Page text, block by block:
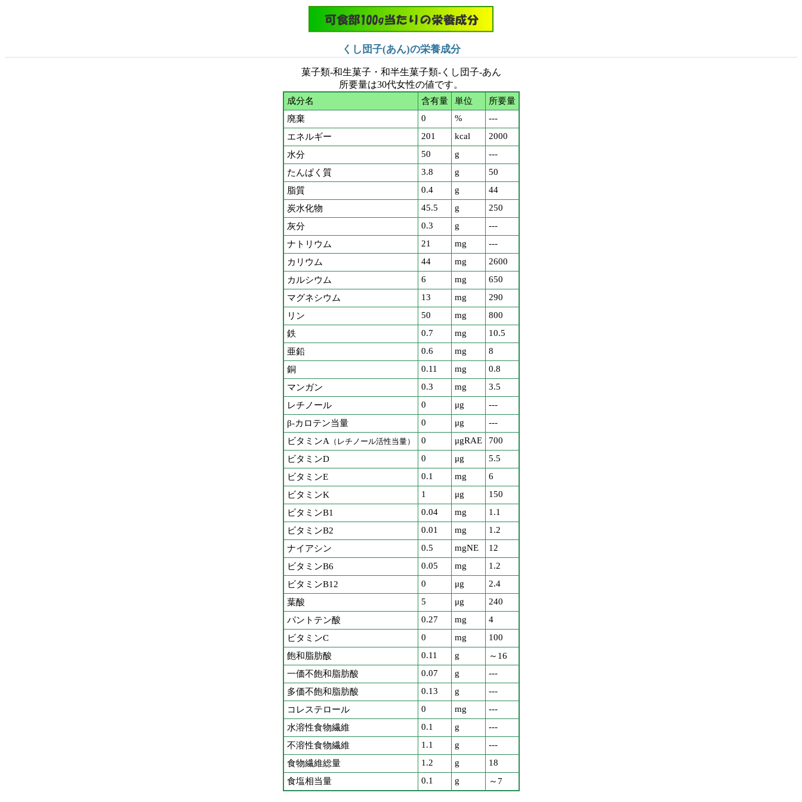
くし団子(あん)の栄養成分
菓子類-和生菓子・和半生菓子類-くし団子-あん
所要量は30代女性の値です。
成分名 含有量 単位
所要量
廃棄
0 %
---
エネルギー
201 kcal
2000
水分
50 g
---
たんぱく質
3.8 g
50
脂質
0.4 g
44
炭水化物
45.5 g
250
灰分
0.3 g
---
ナトリウム
21 mg
---
カリウム
44 mg
2600
カルシウム
6 mg
650
マグネシウム
13 mg
290
リン
50 mg
800
鉄
0.7 mg
10.5
亜鉛
0.6 mg
8
銅
0.11 mg
0.8
マンガン
0.3 mg
3.5
レチノール
0 μg
---
β-カロテン当量
0 μg
---
ビタミンA（レチノール活性当量） 0 μgRAE
700
ビタミンD
0 μg
5.5
ビタミンE
0.1 mg
6
ビタミンK
1 μg
150
ビタミンB1
0.04 mg
1.1
ビタミンB2
0.01 mg
1.2
ナイアシン
0.5 mgNE
12
ビタミンB6
0.05 mg
1.2
ビタミンB12
0 μg
2.4
葉酸
5 μg
240
パントテン酸
0.27 mg
4
ビタミンC
0 mg
100
飽和脂肪酸
0.11 g
～16
一価不飽和脂肪酸
0.07 g
---
多価不飽和脂肪酸
0.13 g
---
コレステロール
0 mg
---
水溶性食物繊維
0.1 g
---
不溶性食物繊維
1.1 g
---
食物繊維総量
1.2 g
18
食塩相当量
0.1 g ～7